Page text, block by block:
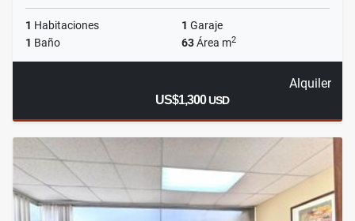
1 Habitaciones 1 Garaje
1 Baño 63Área m2
Alquiler
US$1,300USD